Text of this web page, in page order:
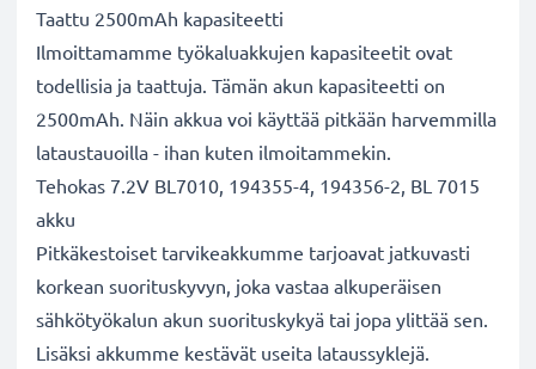
Taattu 2500mAh kapasiteetti
Ilmoittamamme työkaluakkujen kapasiteetit ovat
todellisia ja taattuja. Tämän akun kapasiteetti on
2500mAh. Näin akkua voi käyttää pitkään harvemmilla
lataustauoilla - ihan kuten ilmoitammekin.
Tehokas 7.2V BL7010, 194355-4, 194356-2, BL 7015
akku
Pitkäkestoiset tarvikeakkumme tarjoavat jatkuvasti
korkean suorituskyvyn, joka vastaa alkuperäisen
sähkötyökalun akun suorituskykyä tai jopa ylittää sen.
Lisäksi akkumme kestävät useita lataussyklejä.